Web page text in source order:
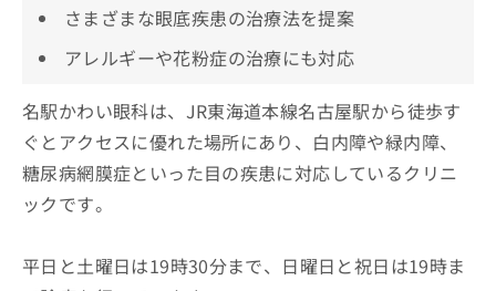
さまざまな眼底疾患の治療法を提案
アレルギーや花粉症の治療にも対応
名駅かわい眼科は、JR東海道本線名古屋駅から徒歩す
ぐとアクセスに優れた場所にあり、白内障や緑内障、
糖尿病網膜症といった目の疾患に対応しているクリニ
ックです。
平日と土曜日は19時30分まで、日曜日と祝日は19時ま